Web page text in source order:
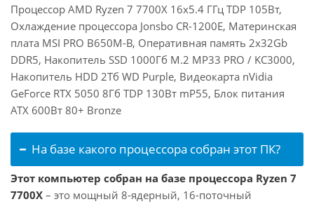
Процессор AMD Ryzen 7 7700X 16x5.4 ГГц TDP 105Вт,
Охлаждение процессора Jonsbo CR-1200E, Материнская
плата MSI PRO B650M-B, Оперативная память 2x32Gb
DDR5, Накопитель SSD 1000Гб M.2 MP33 PRO / KC3000,
Накопитель HDD 2Тб WD Purple, Видеокарта nVidia
GeForce RTX 5050 8Гб TDP 130Вт mP55, Блок питания
ATX 600Вт 80+ Bronze
На базе какого процессора собран этот ПК?
Этот компьютер собран на базе процессора Ryzen 7
7700X – это мощный 8-ядерный, 16-поточный